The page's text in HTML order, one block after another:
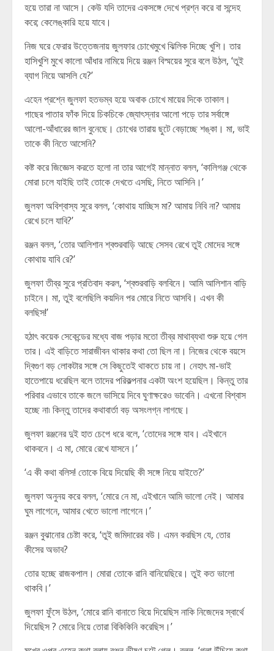
হয়ে তারা না আসে। কেউ যদি তাদের একসঙ্গে দেখে প্রশ্ন করে বা সন্দেহ
করে; কেলেঙ্কারি হয়ে যাবে।
নিজ ঘরে ফেরার উত্তেজনায় জুলফার চোখেমুখে ঝিলিক দিচ্ছে খুশি। তার
হাসিখুশি মুখে কালো আঁধার নামিয়ে দিয়ে রঞ্জন বিস্ময়ের সুরে বলে উঠল, ‘তুই
ব্যাগ নিয়ে আসলি যে?’
এহেন প্রশ্নে জুলফা হতভম্ব হয়ে অবাক চোখে মায়ের দিকে তাকাল।
গাছের পাতার ফাঁক দিয়ে চিকচিকে জ্যোৎস্নার আলো পড়ে তার সর্বাঙ্গে
আলো-আঁধারের জাল বুনেছে। চোখের তারায় ছুটে বেড়াচ্ছে শঙ্কা। মা, ভাই
তাকে কী নিতে আসেনি?
কষ্ট করে জিজ্ঞেস করতে হলো না তার আগেই মান্নাত বলল, ‘কালিগঞ্জ থেকে
মোরা চলে যাইছি তাই তোকে দেখতে এসছি, নিতে আসিনি।’
জুলফা অবিশ্বাস্য সুরে বলল, ‘কোথায় যাচ্ছিস মা? আমায় নিবি না? আমায়
রেখে চলে যাবি?’
রঞ্জন বলল, ‘তোর আলিশান শ্বশুরবাড়ি আছে সেসব রেখে তুই মোদের সঙ্গে
কোথায় যাবি রে?’
জুলফা তীব্র সুরে প্রতিবাদ করল, ‘শ্বশুরবাড়ি বলবিনে। আমি আলিশান বাড়ি
চাইনে। মা, তুই বলেছিলি কয়দিন পর মোরে নিতে আসবি। এখন কী
বলছিস!’
হঠাৎ কয়েক সেকেন্ডের মধ্যে বাজ পড়ার মতো তীব্র মাথাব্যথা শুরু হয়ে গেল
তার। এই বাড়িতে সারাজীবন থাকার কথা তো ছিল না। নিজের থেকে বয়সে
দ্বিগুণ বড় লোকটার সঙ্গে সে কিছুতেই থাকতে চায় না। নেহাৎ মা-ভাই
হাতেপায়ে ধরেছিল বলে তাদের পরিকল্পনার একটা অংশ হয়েছিল। কিন্তু তার
পরিবার এভাবে তাকে জলে ভাসিয়ে দিবে ঘুণাক্ষরেও ভাবেনি। এখনো বিশ্বাস
হচ্ছে না৷ কিন্তু তাদের কথাবার্তা বড় অসংলগ্ন লাগছে।
জুলফা রঞ্জনের দুই হাত চেপে ধরে বলে, ‘তোদের সঙ্গে যাব। এইখানে
থাকবনে। এ মা, মোরে রেখে যাসনে।’
‘এ কী কথা বলিস! তোকে বিয়ে দিয়েছি কী সঙ্গে নিয়ে যাইতে?’
জুলফা অনুনয় করে বলল, ‘মোরে নে মা, এইখানে আমি ভালো নেই। আমার
ঘুম লাগেনে, আমার খেতে ভালো লাগেনে।’
রঞ্জন বুঝানোর চেষ্টা করে, ‘তুই জমিদারের বউ। এমন করছিস যে, তোর
কীসের অভাব?
তোর হচ্ছে রাজকপাল। মোরা তোকে রানি বানিয়েছিরে। তুই কত ভালো
থাকবি।’
জুলফা ফুঁসে উঠল, ‘মোরে রানি বানাতে বিয়ে দিয়েছিস নাকি নিজেদের স্বার্থে
দিয়েছিস ? মোরে নিয়ে তোরা বিকিকিনি করেছিস।’